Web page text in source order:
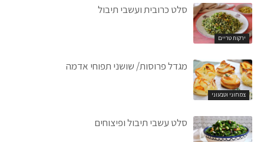
ירקות טריים
סלט כרובית ועשבי תיבול
צמחוני וטבעוני
מגדל פרוסות/ שושני תפוחי אדמה
סלט עשבי תיבול ופיצוחים